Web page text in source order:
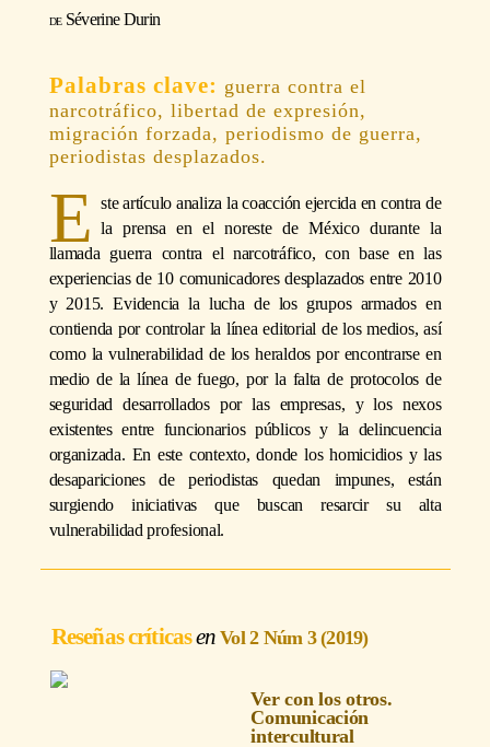
Séverine Durin
guerra contra el
narcotráfico, libertad de expresión,
migración forzada, periodismo de guerra,
periodistas desplazados.
E
ste artículo analiza la coacción ejercida en contra de
la prensa en el noreste de México durante la
llamada guerra contra el narcotráfico, con base en las
experiencias de 10 comunicadores desplazados entre 2010
y 2015. Evidencia la lucha de los grupos armados en
contienda por controlar la línea editorial de los medios, así
como la vulnerabilidad de los heraldos por encontrarse en
medio de la línea de fuego, por la falta de protocolos de
seguridad desarrollados por las empresas, y los nexos
existentes entre funcionarios públicos y la delincuencia
organizada. En este contexto, donde los homicidios y las
desapariciones de periodistas quedan impunes, están
surgiendo iniciativas que buscan resarcir su alta
vulnerabilidad profesional.
Reseñas críticas Vol 2 Núm 3 (2019)
Ver con los otros.
Comunicación
intercultural